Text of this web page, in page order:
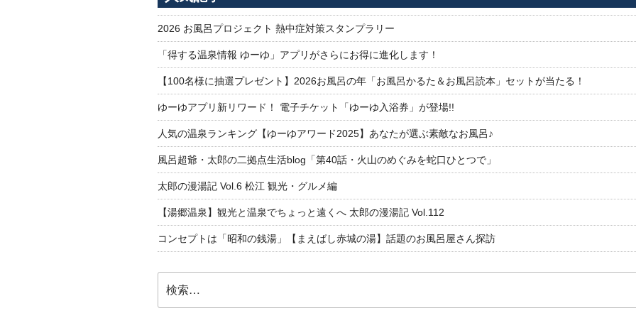
2026 お風呂プロジェクト 熱中症対策スタンプラリー
「得する温泉情報 ゆーゆ」アプリがさらにお得に進化します！
【100名様に抽選プレゼント】2026お風呂の年「お風呂かるた＆お風呂読本」セットが当たる！
ゆーゆアプリ新リワード！ 電子チケット「ゆーゆ入浴券」が登場!!
人気の温泉ランキング【ゆーゆアワード2025】あなたが選ぶ素敵なお風呂♪
風呂超爺・太郎の二拠点生活blog「第40話・火山のめぐみを蛇口ひとつで」
太郎の漫湯記 Vol.6 松江 観光・グルメ編
【湯郷温泉】観光と温泉でちょっと遠くへ 太郎の漫湯記 Vol.112
コンセプトは「昭和の銭湯」【まえばし赤城の湯】話題のお風呂屋さん探訪
索: